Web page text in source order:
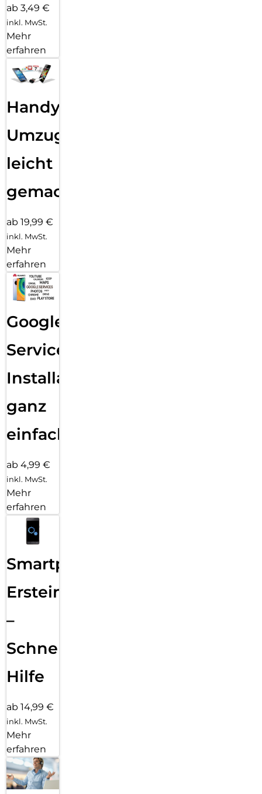
ab 3,49 €
inkl. MwSt.
Mehr
erfahren
Handy
Umzug
leicht
gemacht!
ab 19,99 €
inkl. MwSt.
Mehr
erfahren
Google
Services
Installation
ganz
einfach
ab 4,99 €
inkl. MwSt.
Mehr
erfahren
Smartphone
Ersteinrichtung
–
Schnelle
Hilfe
ab 14,99 €
inkl. MwSt.
Mehr
erfahren